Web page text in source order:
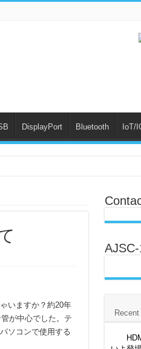
DisplayPort Bluetooth IoT/
波形Fileの構造を詳しく解説します
）
いますか？約20年
が中心でした。テ
ソコンで使用する
Recent